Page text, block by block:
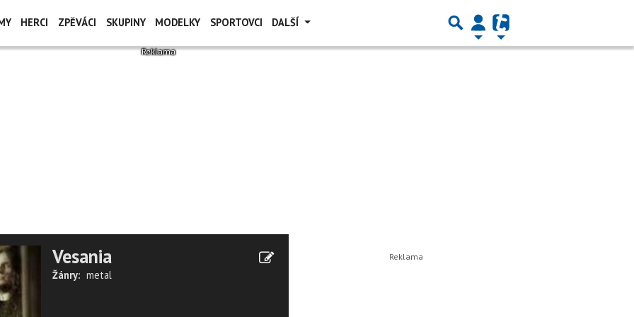
HERCI ZPĚVÁCI SKUPINY MODELKY SPORTOVCI DALŠÍ
Vesania
Žánry: metal